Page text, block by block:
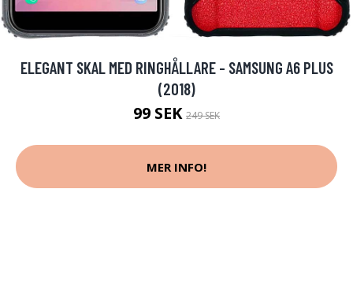
ELEGANT SKAL MED RINGHÅLLARE - SAMSUNG A6 PLUS
(2018)
99 SEK 249 SEK
MER INFO!